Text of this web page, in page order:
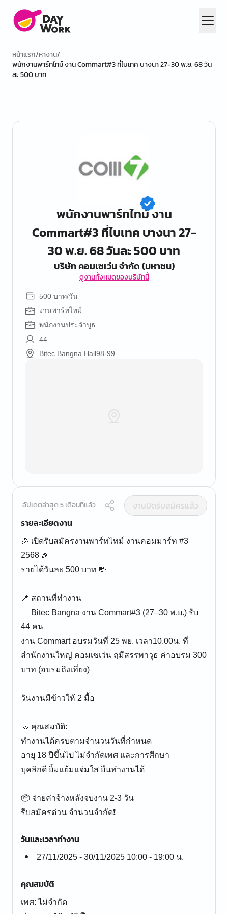
หน้าแรก/หางาน/
พนักงานพาร์ทไทม์ งาน Commart#3 ที่ไบเทค บางนา 27-30 พ.ย. 68 วัน
ละ 500 บาท
พนักงานพาร์ทไทม์ งาน
Commart#3 ที่ไบเทค บางนา 27-
30 พ.ย. 68 วันละ 500 บาท
บริษัท คอมเซเว่น จำกัด (มหาชน)
ดูงานทั้งหมดของบริษัทนี้
500 บาท/วัน
งานพาร์ทไทม์
พนักงานประจำบูธ
44
Bitec Bangna Hall98-99
อัปเดตล่าสุด 5 เดือนที่แล้ว
งานปิดรับสมัครแล้ว
รายละเอียดงาน
🎉 เปิดรับสมัครงานพาร์ทไทม์ งานคอมมาร์ท #3
2568 🎉
รายได้วันละ 500 บาท 💸
📍 สถานที่ทำงาน
🔸 Bitec Bangna งาน Commart#3 (27–30 พ.ย.) รับ
44 คน
งาน Commart อบรมวันที่ 25 พย. เวลา10.00น. ที่
สำนักงานใหญ่ คอมเซเว่น ถฺมีสรรพาวุธ ค่าอบรม 300
บาท (อบรมถึงเที่ยง)
วันงานมีข้าวให้ 2 มื้อ
🧢 คุณสมบัติ:
ทำงานได้ครบตามจำนวนวันที่กำหนด
อายุ 18 ปีขึ้นไป ไม่จำกัดเพศ และการศึกษา
บุคลิกดี ยิ้มแย้มแจ่มใส ยืนทำงานได้
📦 จ่ายค่าจ้างหลังจบงาน 2-3 วัน
รีบสมัครด่วน จำนวนจำกัด❗️
วันและเวลาทำงาน
27/11/2025 - 30/11/2025 10:00 - 19:00 น.
คุณสมบัติ
เพศ: ไม่จำกัด